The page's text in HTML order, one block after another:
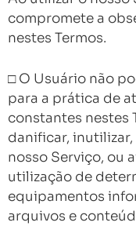
compromete a
nestes Termos.
□ O Usuário não
para a prática de
constantes nestes
danificar,
nosso Serviço, ou
utilização de
equipamentos
arquivos e